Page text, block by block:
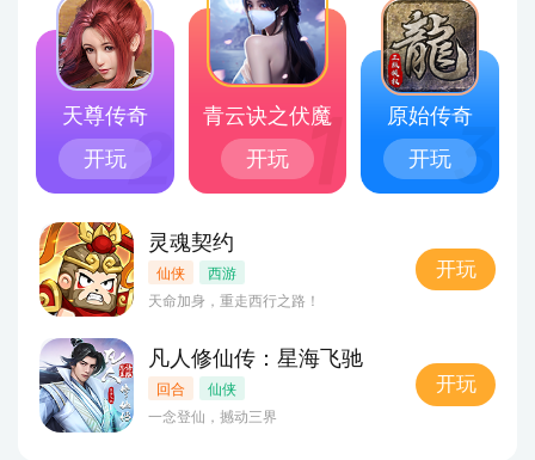
天尊传奇
开玩
青云诀之伏魔
开玩
原始传奇
开玩
4 灵魂契约
仙侠
西游
天命加身，重走西行之路！
开玩
5 凡人修仙传：星海飞驰
回合
仙侠
一念登仙，撼动三界
开玩